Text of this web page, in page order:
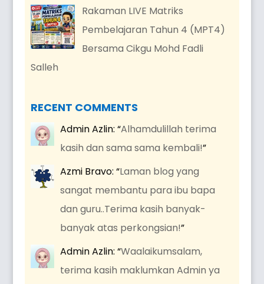
Rakaman LIVE Matriks
Pembelajaran Tahun 4 (MPT4)
Bersama Cikgu Mohd Fadli
Salleh
RECENT COMMENTS
Admin Azlin: “Alhamdulillah terima
kasih dan sama sama kembali!”
Azmi Bravo: “Laman blog yang
sangat membantu para ibu bapa
dan guru..Terima kasih banyak-
banyak atas perkongsian!”
Admin Azlin: “Waalaikumsalam,
terima kasih maklumkan Admin ya